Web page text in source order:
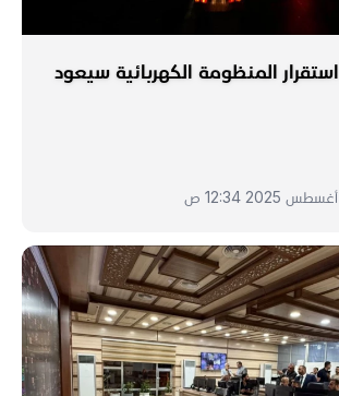
المنظومة الكهربائية سيعود